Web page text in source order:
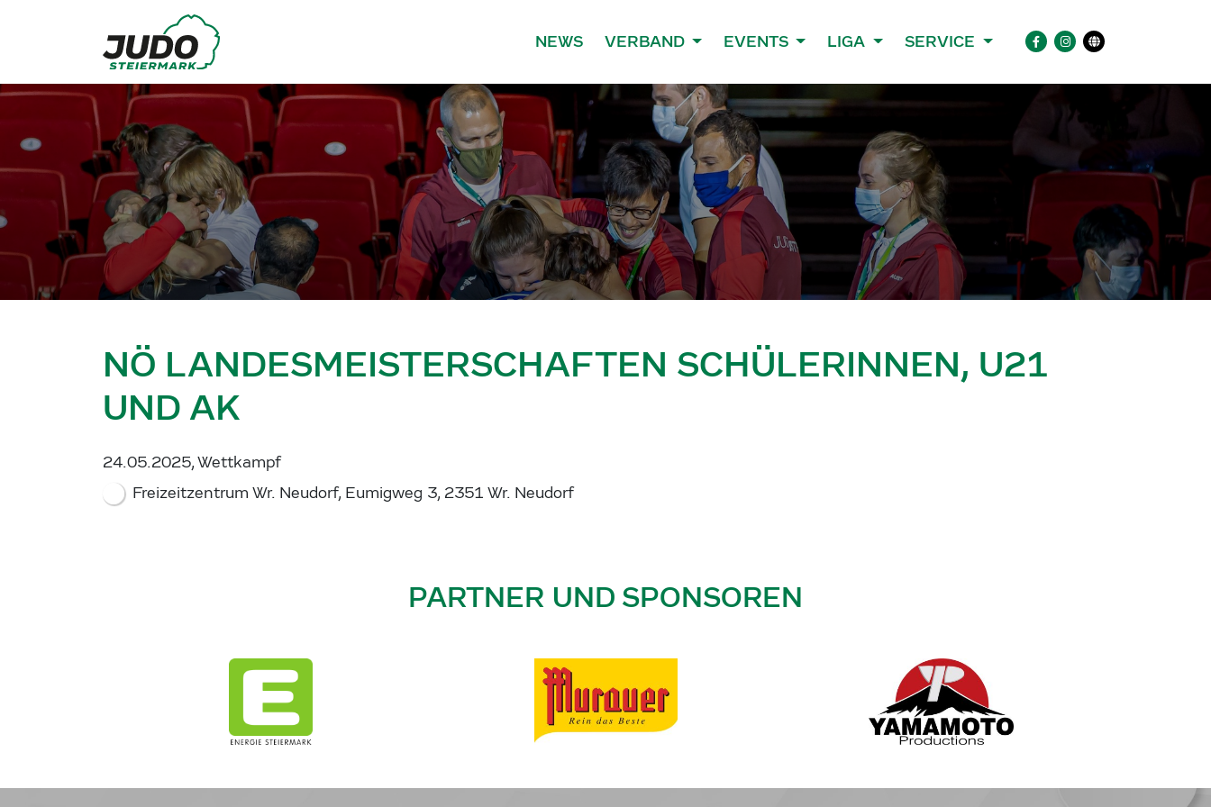
NEWS VERBAND EVENTS LIGA SERVICE
NÖ LANDESMEISTERSCHAFTEN SCHÜLERINNEN, U21
UND AK
24.05.2025, Wettkampf
Freizeitzentrum Wr. Neudorf, Eumigweg 3, 2351 Wr. Neudorf
PARTNER UND SPONSOREN